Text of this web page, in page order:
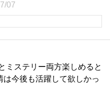
07
ミステリー両方楽しめると
は今後も活躍して欲しかっ